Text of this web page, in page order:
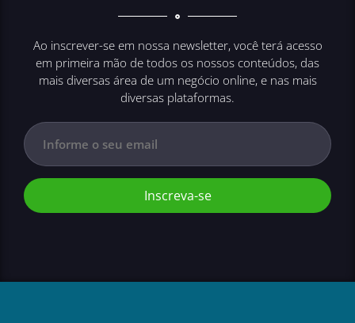
Ao inscrever-se em nossa newsletter, você terá acesso
em primeira mão de todos os nossos conteúdos, das
mais diversas área de um negócio online, e nas mais
diversas plataformas.
Inscreva-se